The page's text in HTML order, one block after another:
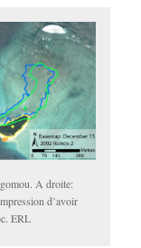
A droite:
d’avoir
ERL